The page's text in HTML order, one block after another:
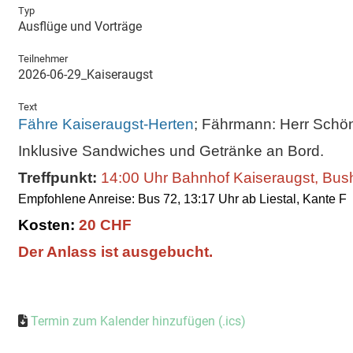
Typ
Ausflüge und Vorträge
Teilnehmer
2026-06-29_Kaiseraugst
Text
Fähre Kaiseraugst-Herten; Fährmann: Herr
Inklusive Sandwiches und Getränke an Bord.
Treffpunkt: 14:00 Uhr Bahnhof Kaiseraugst,
Empfohlene Anreise: Bus 72, 13:17 Uhr ab Liestal, Kante F
Kosten: 20 CHF
Der Anlass ist ausgebucht.
Termin zum Kalender hinzufügen (.ics)